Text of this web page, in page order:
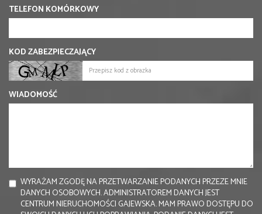
TELEFON KOMÓRKOWY
KOD ZABEZPIECZAJĄCY
WIADOMOŚĆ
WYRAŻAM ZGODĘ NA PRZETWARZANIE PODANYCH PRZEZE MNIE
DANYCH OSOBOWYCH. ADMINISTRATOREM DANYCH JEST
CENTRUM NIERUCHOMOŚCI GAJEWSKA. MAM PRAWO DOSTĘPU DO